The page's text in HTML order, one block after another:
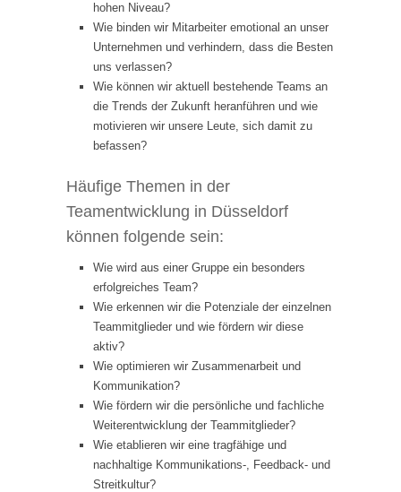
hohen Niveau?
Wie binden wir Mitarbeiter emotional an unser
Unternehmen und verhindern, dass die Besten
uns verlassen?
Wie können wir aktuell bestehende Teams an
die Trends der Zukunft heranführen und wie
motivieren wir unsere Leute, sich damit zu
befassen?
Häufige Themen in der
Teamentwicklung in Düsseldorf
können folgende sein:
Wie wird aus einer Gruppe ein besonders
erfolgreiches Team?
Wie erkennen wir die Potenziale der einzelnen
Teammitglieder und wie fördern wir diese
aktiv?
Wie optimieren wir Zusammenarbeit und
Kommunikation?
Wie fördern wir die persönliche und fachliche
Weiterentwicklung der Teammitglieder?
Wie etablieren wir eine tragfähige und
nachhaltige Kommunikations-, Feedback- und
Streitkultur?